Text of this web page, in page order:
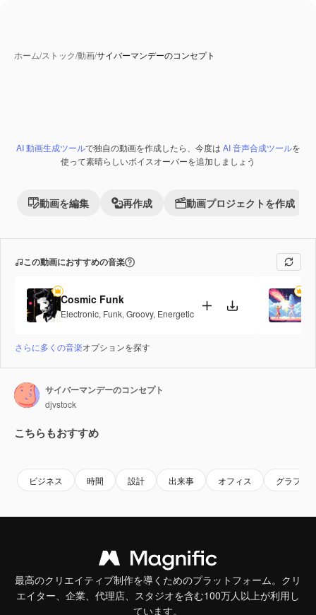
ホーム/ストック/動画/サイバーマンデーのコンセプト
Premium
AI 動画生成ツールで独自の動画を作成したら、今度は AI 音声合成ツールを
使って素晴らしいボイスオーバーを追加しましょう
動画を編集 再作成 動画プロジェクトを作成
この動画におすすめの音楽
Cosmic Funk
Electronic, Funk, Groovy, Energetic
さらに多くの音楽オプションを探す
サイバーマンデーのコンセプト
djvstock
こちらもおすすめ
ビジネス 時間 設計 出来事 オフィス グラフィ
最高のクリエイティブ制作を導くためのプラットフォーム。クリ
エイター、企業、代理店、スタジオを含む100万人以上が利用し
ています。